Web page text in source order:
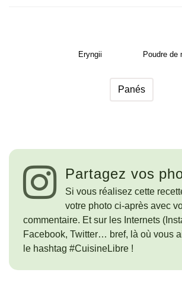
Eryngii Poudre de
Panés
Partagez vos
Si vous réalisez cette
votre photo ci-après avec
commentaire. Et sur les Internets
Facebook, Twitter… bref, là où vous
le hashtag #CuisineLibre !